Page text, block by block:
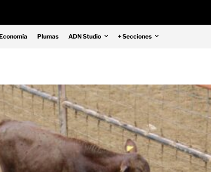
Plumas ADN Studio + Secciones